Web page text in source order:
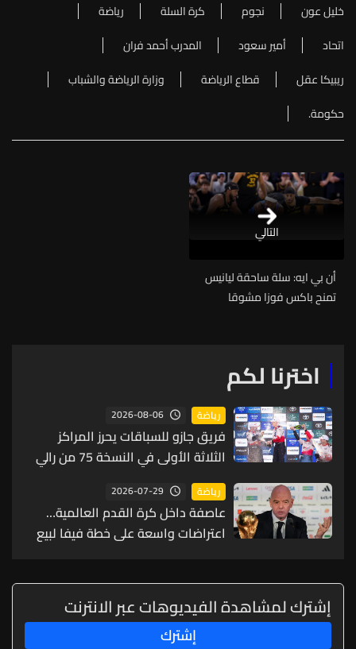
خليل عون نجوم كرة السلة
رياضة
اتحاد
أمير سعود
المدرب أحمد فران
ريبيكا عقل
قطاع الرياضة
وزارة الرياضة والشباب
حكومة.
التالي
أن بي ايه: سلة ساحقة ليانيس
تمنح باكس فوزا مشوقا
اخترنا لكم
رياضة 2026-08-06
فريق جازو للسباقات يحرز المراكز
الثلاثة الأولى في النسخة 75 من رالي
فنلندا
رياضة 2026-07-29
عاصفة داخل كرة القدم العالمية…
اعتراضات واسعة على خطة فيفا لبيع
إشترك لمشاهدة الفيديوهات عبر الانترنت
إشترك